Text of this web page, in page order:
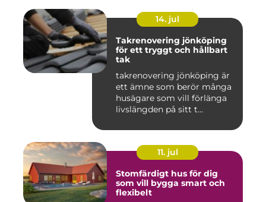
14. jul
Takrenovering jönköping
för ett tryggt och hållbart
tak
takrenovering jönköping är
ett ämne som berör många
husägare som vill förlänga
livslängden på sitt t...
11. jul
Stomfärdigt hus för dig
som vill bygga smart och
flexibelt